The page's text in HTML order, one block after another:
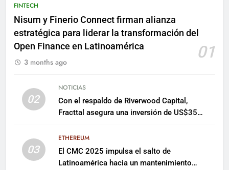
FINTECH
Nisum y Finerio Connect firman alianza
estratégica para liderar la transformación del
Open Finance en Latinoamérica
01
3 months ago
02
NOTICIAS
Con el respaldo de Riverwood Capital,
Fracttal asegura una inversión de US$35
03
ETHEREUM
El CMC 2025 impulsa el salto de
Latinoamérica hacia un mantenimiento